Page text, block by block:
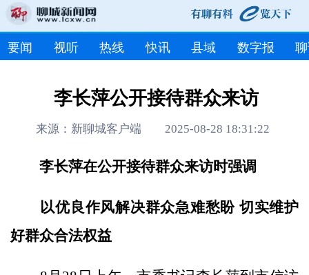
要闻 视听 热线 快讯 县域 数字报
李长萍公开接待群众来访
来源：新聊城客户端 2025-08-28 18:31:22
李长萍在公开接待群众来访时强调
以优良作风解决群众急难愁盼 切实维护
好群众合法权益